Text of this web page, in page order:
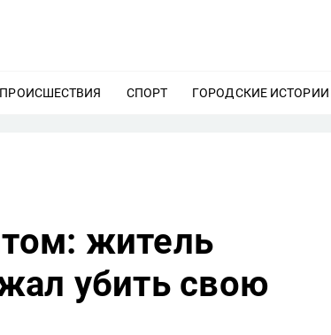
ЕЩЕ
ПРОИСШЕСТВИЯ ЕЩЕ
СПОРТ ЕЩЕ
ГОРОДСКИЕ ИСТОРИИ
житель
убить свою